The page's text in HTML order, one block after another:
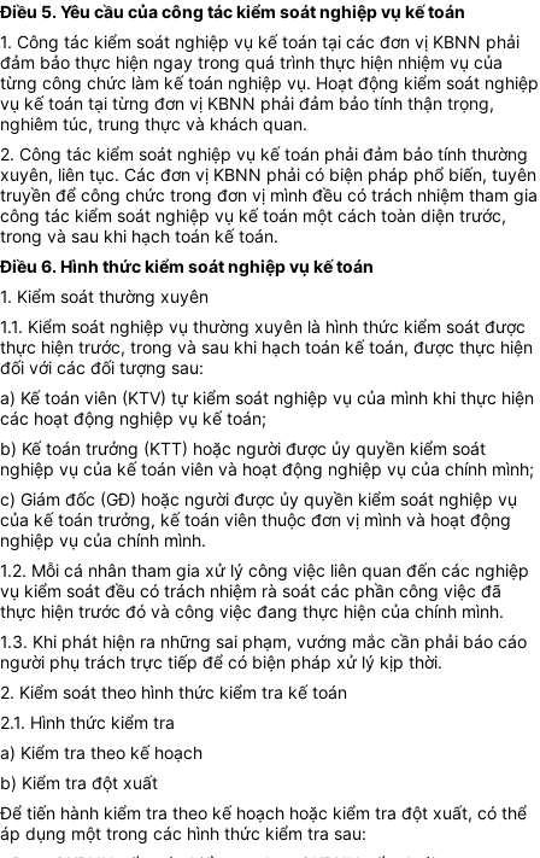
Điều 5. Yêu cầu của công tác kiểm soát nghiệp vụ kế toán
1. Công tác kiểm soát nghiệp vụ kế toán tại các đơn vị KBNN phải
đảm bảo thực hiện ngay trong quá trình thực hiện nhiệm vụ của
từng công chức làm kế toán nghiệp vụ. Hoạt động kiểm soát nghiệp
vụ kế toán tại từng đơn vị KBNN phải đảm bảo tính thận trọng,
nghiêm túc, trung thực và khách quan.
2. Công tác kiểm soát nghiệp vụ kế toán phải đảm bảo tính thường
xuyên, liên tục. Các đơn vị KBNN phải có biện pháp phổ biến, tuyên
truyền để công chức trong đơn vị mình đều có trách nhiệm tham gia
công tác kiểm soát nghiệp vụ kế toán một cách toàn diện trước,
trong và sau khi hạch toán kế toán.
Điều 6. Hình thức kiểm soát nghiệp vụ kế toán
1. Kiểm soát thường xuyên
1.1. Kiểm soát nghiệp vụ thường xuyên là hình thức kiểm soát được
thực hiện trước, trong và sau khi hạch toán kế toán, được thực hiện
đối với các đối tượng sau:
a) Kế toán viên (KTV) tự kiểm soát nghiệp vụ của mình khi thực hiện
các hoạt động nghiệp vụ kế toán;
b) Kế toán trưởng (KTT) hoặc người được ủy quyền kiểm soát
nghiệp vụ của kế toán viên và hoạt động nghiệp vụ của chính mình;
c) Giám đốc (GĐ) hoặc người được ủy quyền kiểm soát nghiệp vụ
của kế toán trưởng, kế toán viên thuộc đơn vị mình và hoạt động
nghiệp vụ của chính mình.
1.2. Mỗi cá nhân tham gia xử lý công việc liên quan đến các nghiệp
vụ kiểm soát đều có trách nhiệm rà soát các phần công việc đã
thực hiện trước đó và công việc đang thực hiện của chính mình.
1.3. Khi phát hiện ra những sai phạm, vướng mắc cần phải báo cáo
người phụ trách trực tiếp để có biện pháp xử lý kịp thời.
2. Kiểm soát theo hình thức kiểm tra kế toán
2.1. Hình thức kiểm tra
a) Kiểm tra theo kế hoạch
b) Kiểm tra đột xuất
Để tiến hành kiểm tra theo kế hoạch hoặc kiểm tra đột xuất, có thể
áp dụng một trong các hình thức kiểm tra sau: